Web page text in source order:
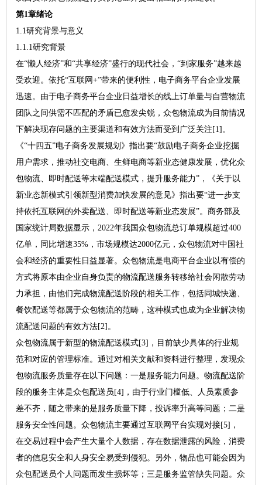
第1章绪论
1.1研究背景与意义
1.1.1研究背景
在“懒人经济”和“共享经济”盛行的现代社会，“到家服务”越来越
受欢迎。依托“互联网+”带来的便利性，电子商务平台企业发展
迅速。由于电子商务平台企业日益增长的线上订单量与自营物流
团队之间供需不匹配的矛盾已愈发尖锐，众包物流成为目前情况
下解决现存问题的主要渠道和有效方法而受到广泛关注[1]。
《“十四五”电子商务发展规划》指出要“鼓励电子商务企业挖掘
用户需求，推动社交电商、生鲜电商等新业态健康发展，优化众
包物流、即时配送等末端配送模式，提升服务能力”，《关于以
新业态新模式引领新型消费加快发展的意见》指出要“进一步支
持依托互联网的外卖配送、即时配送等新业态发展”。商务部及
国家统计局数据显示，2022年我国众包物流总订单规模超过400
亿单，同比增速35%，市场规模达2000亿元，众包物流对中国社
会和经济的重要性日益显著。众包物流是电商平台企业以有偿的
方式将原本由企业自身负责的物流配送服务转移给社会闲散劳动
力承担，由他们完成物流配送阶段的相关工作，包括同城快递、
餐饮配送等都属于众包物流的范畴，这种模式也成为企业解决物
流配送问题的有效方法[2]。
众包物流属于新型的物流配送模式[3]，目前缺少具体的行业规
范和对应的管理标准。通过对相关文献和资料进行整理，发现众
包物流服务质量存在以下问题：一是服务能力问题。物流配送阶
段的服务主体是众包配送员[4]，由于行业门槛低、人员素质参
差不齐，随之带来的是服务质量下降，投诉率升高等问题；二是
服务安全性问题。众包物流主要通过互联网平台实现对接[5]，
在交易过程中会产生大量个人数据，存在数据泄露的风险，消费
者的信息安全和人身安全易受到侵犯。另外，物品也可能会因为
众包配送员个人问题而发生损坏等；三是服务监管缺失问题。众